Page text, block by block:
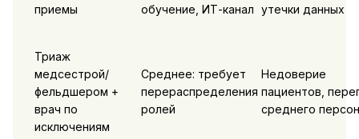
приемы
обучение, ИТ-канал утечки данных
Триаж
медсестрой/
фельдшером +
врач по
исключениям
Среднее: требует
перераспределения
ролей
Недоверие
пациентов,
среднего